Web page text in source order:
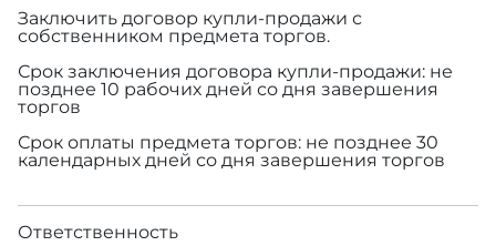
Заключить договор купли-продажи с
собственником предмета торгов.
Срок заключения договора купли-продажи: не
позднее 10 рабочих дней со дня завершения
торгов
Срок оплаты предмета торгов: не позднее 30
календарных дней со дня завершения торгов
Ответственность